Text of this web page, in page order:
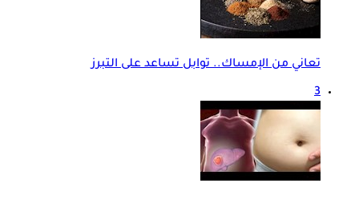
تعاني من الإمساك.. توابل تساعد على التبرز
3